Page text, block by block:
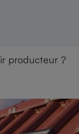
producteur ?